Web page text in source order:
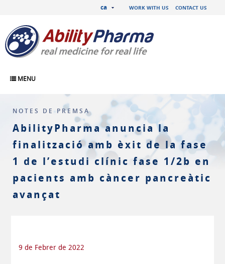
WORK WITH US CONTACT US
ca
MENU
NOTES DE PREMSA
AbilityPharma anuncia la
finalització amb èxit de la fase
1 de l’estudi clínic fase 1/2b en
pacients amb càncer pancreàtic
avançat
9 de Febrer de 2022